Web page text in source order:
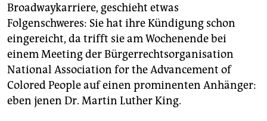
Broadwaykarriere, geschieht etwas
Folgenschweres: Sie hat ihre Kündigung schon
eingereicht, da trifft sie am Wochenende bei
einem Meeting der Bürgerrechtsorganisation
National Association for the Advancement of
Colored People auf einen prominenten Anhänger:
eben jenen Dr. Martin Luther King.